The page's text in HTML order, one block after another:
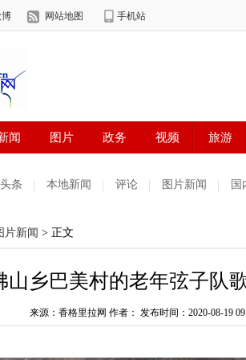
条 本地新闻 评论 图片新闻 国
片新闻 > 正文
山乡巴美村的老年弦子队
来源：香格里拉网 作者： 发布时间：2020-08-19